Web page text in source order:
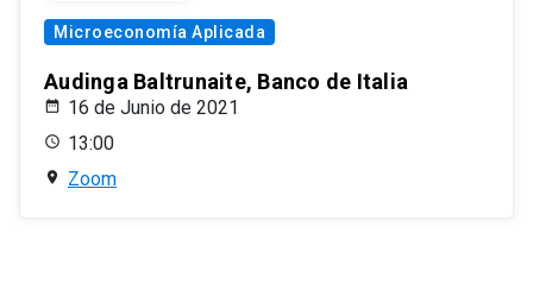
Microeconomía Aplicada
Audinga Baltrunaite, Banco de Italia
16 de Junio de 2021
13:00
Zoom